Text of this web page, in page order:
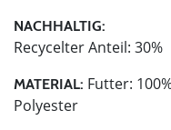
NACHHALTIG:
Recycelter Anteil: 30%
MATERIAL: Futter:
Polyester